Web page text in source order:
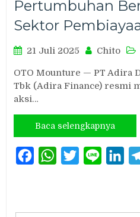
Pertumbuhan
Sektor
21 Juli 2025 Chito
OTO Mounture — PT Adira
Tbk (Adira Finance) resmi
aksi…
Baca selengkapnya
FacebookWhatsAppTwitterLine